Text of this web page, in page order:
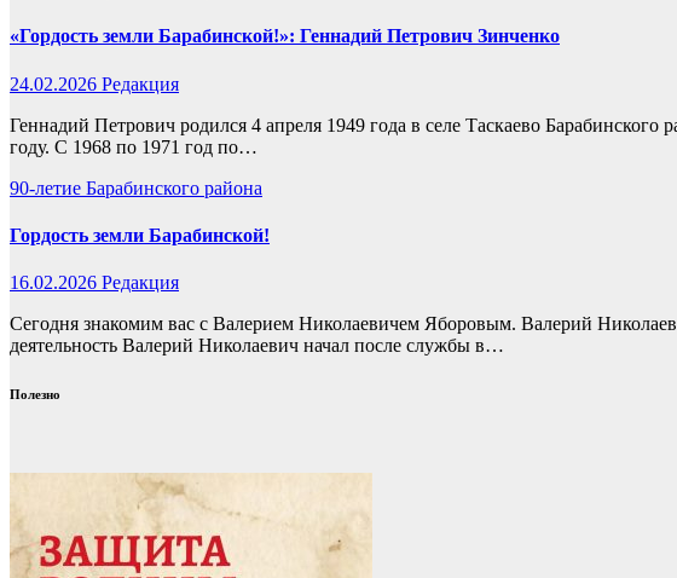
«Гордость земли Барабинской!»: Геннадий Петрович Зинченко
24.02.2026 Редакция
Геннадий Петрович родился 4 апреля 1949 года в селе Таскаево
году. С 1968 по 1971 год по…
90-летие Барабинского района
Гордость земли Барабинской!
16.02.2026 Редакция
Сегодня знакомим вас с Валерием Николаевичем Яборовым. Валерий
деятельность Валерий Николаевич начал после службы в…
Полезно